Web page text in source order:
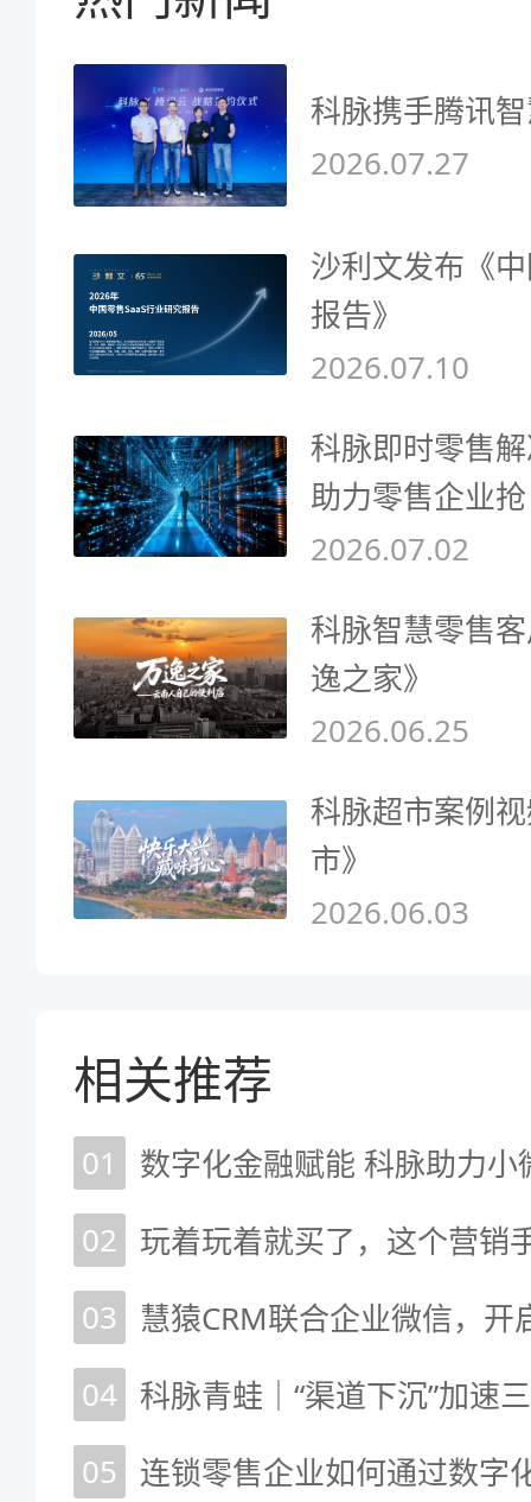
科脉携手腾讯
2026.07.27
沙利文发布《
报告》
2026.07.10
科脉即时零售
助力零售企业
2026.07.02
科脉智慧零售
逸之家》
2026.06.25
科脉超市案例
市》
2026.06.03
相关推荐
01
数字化金融赋能 科脉助力
02 玩着玩着就买了，这个营销
03
慧猿CRM联合企业微信，开
04 科脉青蛙｜“渠道下沉”加速
05
连锁零售企业如何通过数字